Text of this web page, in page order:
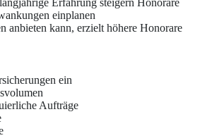
einplanen
anbieten kann, erzielt höhere Honorare
ein
Aufträge